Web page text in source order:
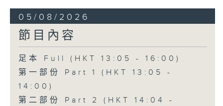
05/08/2026
節目內容
足本 Full (HKT 13:05 - 16:00)
第一部份 Part 1 (HKT 13:05 -
14:00)
第二部份 Part 2 (HKT 14:04 -